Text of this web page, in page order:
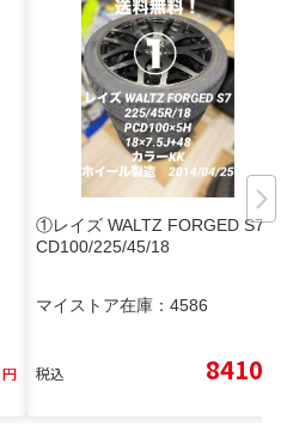
円
①レイズ WALTZ FORGED S7 P
CD100/225/45/18
マイストア在庫： 4586
税込 8410